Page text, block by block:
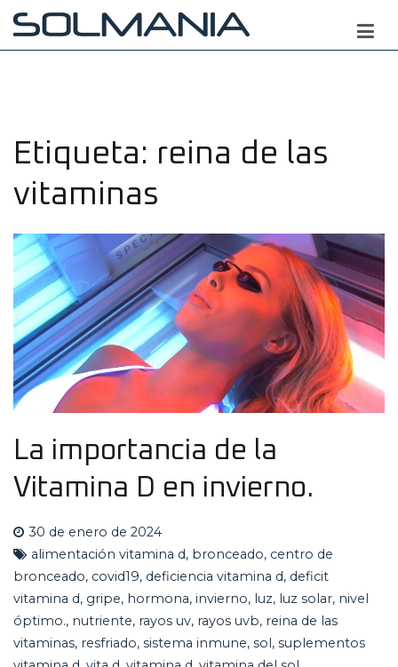
Saltar
contenido
Etiqueta: reina de las
vitaminas
La importancia de la
Vitamina D en invierno.
30 de enero de 2024
alimentación vitamina d, bronceado, centro de
bronceado, covid19, deficiencia vitamina d, deficit
vitamina d, gripe, hormona, invierno, luz, luz solar, nivel
óptimo., nutriente, rayos uv, rayos uvb, reina de las
vitaminas, resfriado, sistema inmune, sol, suplementos